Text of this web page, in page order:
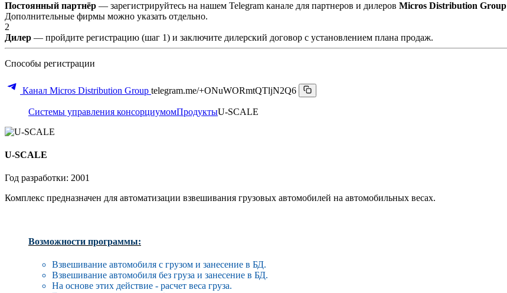
Постоянный партнёр — зарегистрируйтесь на нашем Telegram канале для партнеров и дилеров Micros Distribution Group
Дополнительные фирмы можно указать отдельно.
2
Дилер — пройдите регистрацию (шаг 1) и заключите дилерский договор с установлением плана продаж.
Способы регистрации
Канал Micros Distribution Group telegram.me/+ONuWORmtQTljN2Q6
Системы управления консорциумомПродуктыU-SCALE
U-SCALE
Год разработки: 2001
Комплекс предназначен для автоматизации взвешивания грузовых автомобилей на автомобильных весах.
Возможности программы:
Взвешивание автомобиля с грузом и занесение в БД.
Взвешивание автомобиля без груза и занесение в БД.
На основе этих действие - расчет веса груза.